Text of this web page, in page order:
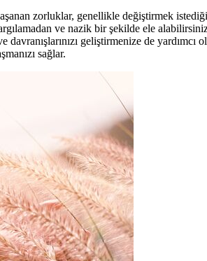
zorluklar, genellikle değiştirmek
ve nazik bir şekilde ele
davranışlarınızı geliştirmenize de
sağlar.